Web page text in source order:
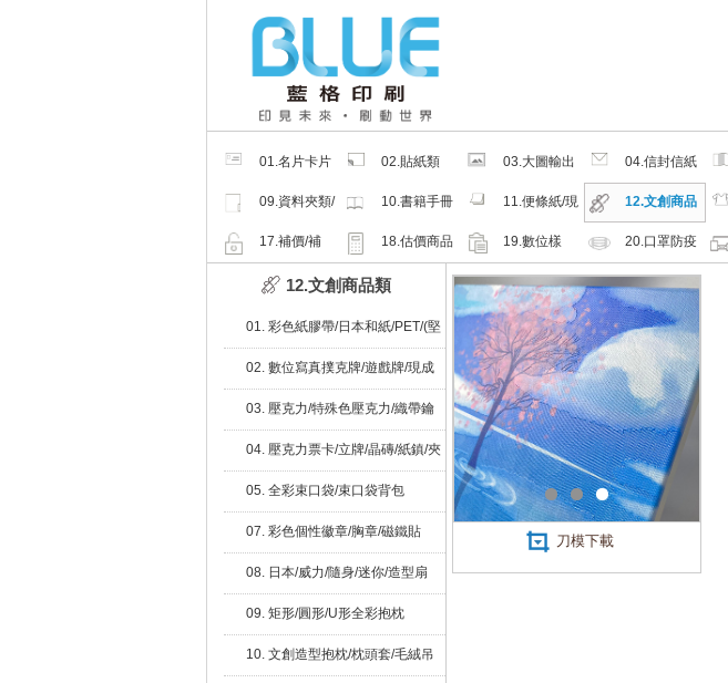
01.名片卡片
02.貼紙類
03.大圖輸出
04.信封信紙
09.資料夾類/
夾鏈密封袋
10.書籍手冊
11.便條紙/現
成品
12.文創商品
17.補價/補
18.估價商品 19.數位樣
20.口罩防疫
周邊商品
12.文創商品類
01. 彩色紙膠帶/日本和紙/PET/(堅
傭不抽成)
02. 數位寫真撲克牌/遊戲牌/現成
03. 壓克力/特殊色壓克力/織帶鑰
04. 壓克力票卡/立牌/晶磚/紙鎮/夾
05. 全彩束口袋/束口袋背包
07. 彩色個性徽章/胸章/磁鐵貼
08. 日本/威力/隨身/迷你/造型扇
09. 矩形/圓形/U形全彩抱枕
10. 文創造型抱枕/枕頭套/毛絨吊
刀模下載